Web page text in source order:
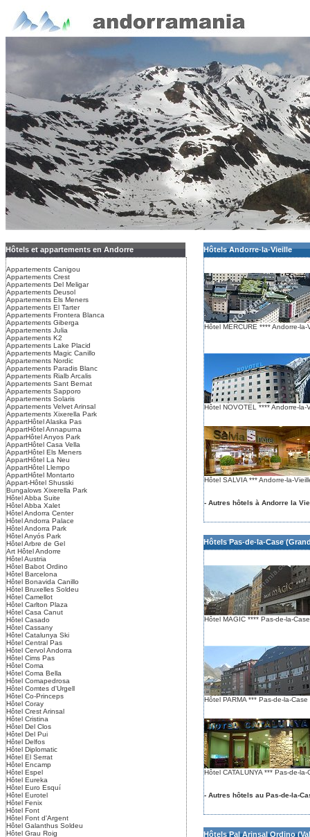
Hôtels et appartements en Andorre
Appartements Canigou
Appartements Crest
Appartements Del Meligar
Appartements Deusol
Appartements Els Meners
Appartements El Tarter
Appartements Frontera Blanca
Appartements Giberga
Appartements Julia
Appartements K2
Appartements Lake Placid
Appartements Magic Canillo
Appartements Nordic
Appartements Paradis Blanc
Appartements Rialb Arcalis
Appartements Sant Bernat
Appartements Sapporo
Appartements Solaris
Appartements Velvet Arinsal
Appartements Xixerella Park
AppartHôtel Alaska Pas
AppartHôtel Annapurna
ApparHôtel Anyos Park
AppartHôtel Casa Vella
AppartHôtel Els Meners
AppartHôtel La Neu
AppartHôtel Llempo
AppartHôtel Montarto
Appart-Hôtel Shusski
Bungalows Xixerella Park
Hôtel Abba Suite
Hôtel Abba Xalet
Hôtel Andorra Center
Hôtel Andorra Palace
Hôtel Andorra Park
Hôtel Anyós Park
Hôtel Arbre de Gel
Art Hôtel Andorre
Hôtel Austria
Hôtel Babot Ordino
Hôtel Barcelona
Hôtel Bonavida Canillo
Hôtel Bruxelles Soldeu
Hôtel Camellot
Hôtel Carlton Plaza
Hôtel Casa Canut
Hôtel Casado
Hôtel Cassany
Hôtel Catalunya Ski
Hôtel Central Pas
Hôtel Cervol Andorra
Hôtel Cims Pas
Hôtel Coma
Hôtel Coma Bella
Hôtel Comapedrosa
Hôtel Comtes d'Urgell
Hôtel Co-Princeps
Hôtel Coray
Hôtel Crest Arinsal
Hôtel Cristina
Hôtel Del Clos
Hôtel Del Pui
Hôtel Delfos
Hôtel Diplomatic
Hôtel El Serrat
Hôtel Encamp
Hôtel Espel
Hôtel Eureka
Hôtel Euro Esquí
Hôtel Eurotel
Hôtel Fenix
Hôtel Font
Hôtel Font d'Argent
Hôtel Galanthus Soldeu
Hôtel Grau Roig
Hôtels Andorre-la-Vieille
Hôtel MERCURE **** Andorre-la-
Hôtel NOVOTEL **** Andorre-la-
Hôtel SALVIA *** Andorre-la-
- Autres hôtels à Andorre la
Hôtels Pas-de-la-Case
Hôtel MAGIC **** Pas-de-la-Case
Hôtel PARMA *** Pas-de-la-Case
Hôtel CATALUNYA *** Pas-de-la-
- Autres hôtels au Pas-de-la-
Hôtels Pal Arinsal Ordino